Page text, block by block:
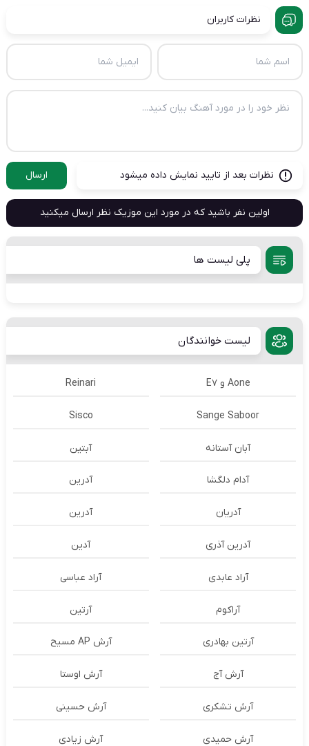
نظرات کاربران
نظرات بعد از تایید نمایش داده میشود ارسال
اولین نفر باشید که در مورد این موزیک نظر ارسال میکنید
پلی لیست ها
لیست خوانندگان
Aone و E7 Reinari
Sange Saboor
Sisco
آبان آستانه آبتین
آدام دلگشا آدرين
آدریان آدرین
آدرین آذری آدین
آراد عابدی آراد عباسی
آراکوم آرتین
آرتین بهادری آرش AP مسیح
آرش آج آرش اوستا
آرش تشکری آرش حسینی
آرش حمیدی آرش زیادی